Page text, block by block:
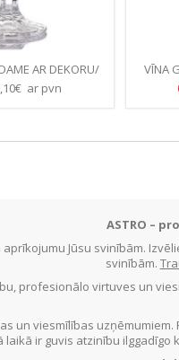
AR DEKORU/
ar pvn
VĪNA
ASTRO –
Jūsu svinībām.
svinībām.
profesionālo virtuves un
un viesmīlības
ir guvis atzinību